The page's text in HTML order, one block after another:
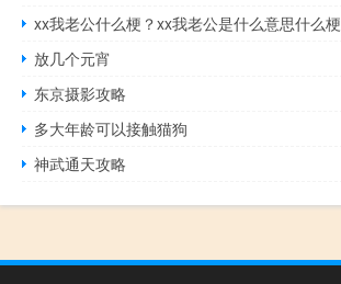
xx我老公什么梗？xx我老公是什么意思什么梗
放几个元宵
东京摄影攻略
多大年龄可以接触猫狗
神武通天攻略